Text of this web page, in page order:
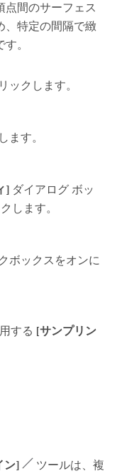
点間のサーフェス
、特定の間隔で緻
。
ックします。
ます。
] ダイアログ ボッ
します。
ボックスをオンに
する [サンプリン
ン]
ツールは、複